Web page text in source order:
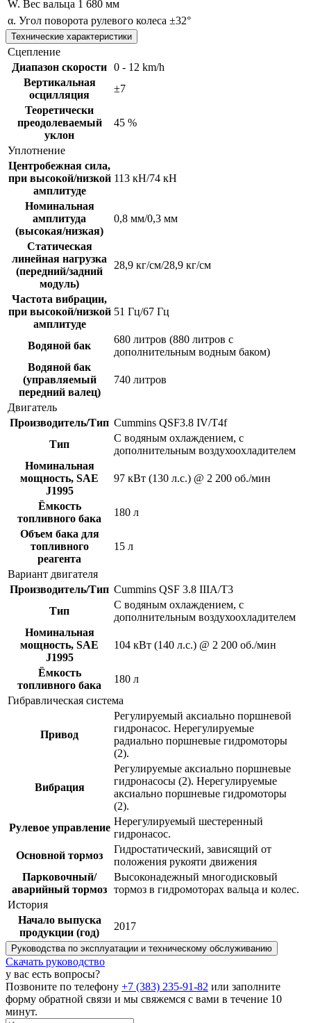
W. Вес вальца 1 680 мм
α. Угол поворота рулевого колеса ±32°
Технические характеристики
Сцепление
Диапазон скорости 0 - 12 km/h
Вертикальная
осцилляция
±7
Теоретически
преодолеваемый
уклон
45 %
Уплотнение
Центробежная сила,
при высокой/низкой
амплитуде
113 кН/74 кН
Номинальная
амплитуда
(высокая/низкая)
0,8 мм/0,3 мм
Статическая
линейная нагрузка
(передний/задний
модуль)
28,9 кг/см/28,9 кг/см
Частота вибрации,
при высокой/низкой
амплитуде
51 Гц/67 Гц
Водяной бак
680 литров (880 литров с
дополнительным водным баком)
Водяной бак
(управляемый
передний валец)
740 литров
Двигатель
Производитель/Тип Cummins QSF3.8 IV/T4f
Тип
С водяным охлаждением, с
дополнительным воздухоохладителем
Номинальная
мощность, SAE
J1995
97 кВт (130 л.с.) @ 2 200 об./мин
Ёмкость
топливного бака
180 л
Объем бака для
топливного
реагента
15 л
Вариант двигателя
Производитель/Тип Cummins QSF 3.8 IIIA/T3
Тип
С водяным охлаждением, с
дополнительным воздухоохладителем
Номинальная
мощность, SAE
J1995
104 кВт (140 л.с.) @ 2 200 об./мин
Ёмкость
топливного бака
180 л
Гибравлическая система
Привод
Регулируемый аксиально поршневой
гидронасос. Нерегулируемые
радиально поршневые гидромоторы
(2).
Вибрация
Регулируемые аксиально поршневые
гидронасосы (2). Нерегулируемые
аксиально поршневые гидромоторы
(2).
Рулевое управление
Нерегулируемый шестеренный
гидронасос.
Основной тормоз
Гидростатический, зависящий от
положения рукояти движения
Парковочный/
аварийный тормоз
Высоконадежный многодисковый
тормоз в гидромоторах вальца и колес.
История
Начало выпуска
продукции (год)
2017
Руководства по эксплуатации и техническому обслуживанию
Скачать руководство
у вас есть вопросы?
Позвоните по телефону +7 (383) 235-91-82 или заполните
форму обратной связи и мы свяжемся с вами в течение 10
минут.